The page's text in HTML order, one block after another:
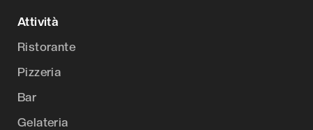
Attività
Ristorante
Pizzeria
Bar
Gelateria